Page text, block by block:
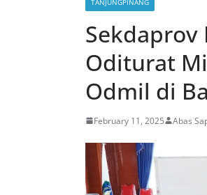
TANJUNGPINANG
Sekdaprov
Oditurat
Odmil di
February 11, 2025 Abas